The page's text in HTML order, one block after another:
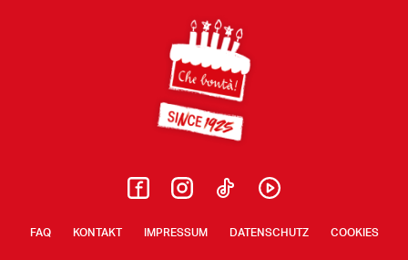
FAQ KONTAKT IMPRESSUM DATENSCHUTZ COOKIES